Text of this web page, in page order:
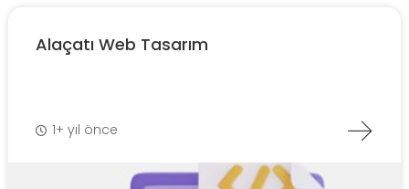
Alaçatı Web Tasarım
1+ yıl önce